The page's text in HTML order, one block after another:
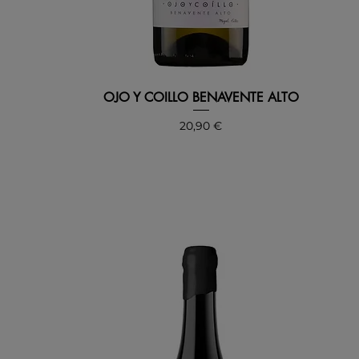
OJO Y COILLO BENAVENTE ALTO
Precio
20,90 €